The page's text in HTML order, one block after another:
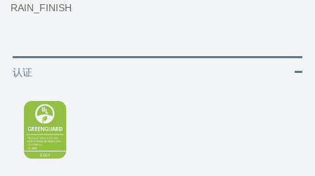
RAIN_FINISH
认证